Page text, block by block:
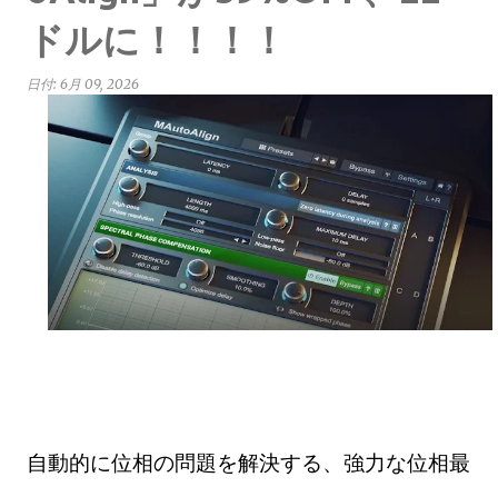
ドルに！！！！
日付: 6月 09, 2026
自動的に位相の問題を解決する、強力な位相最